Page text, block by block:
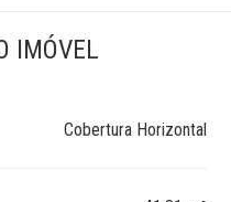
IMÓVEL
Cobertura Horizontal